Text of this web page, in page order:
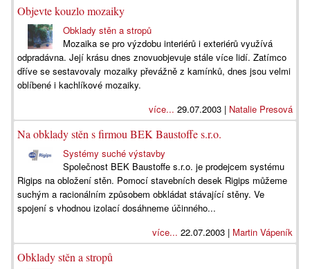
Objevte kouzlo mozaiky
Obklady stěn a stropů
Mozaika se pro výzdobu interiérů i exteriérů využívá
odpradávna. Její krásu dnes znovuobjevuje stále více lidí. Zatímco
dříve se sestavovaly mozaiky převážně z kamínků, dnes jsou velmi
oblíbené i kachlíkové mozaiky.
více... 29.07.2003 | Natalie Presová
Na obklady stěn s firmou BEK Baustoffe s.r.o.
Systémy suché výstavby
Společnost BEK Baustoffe s.r.o. je prodejcem systému
Rigips na obložení stěn. Pomocí stavebních desek Rigips můžeme
suchým a racionálním způsobem obkládat stávající stěny. Ve
spojení s vhodnou izolací dosáhneme účinného...
více... 22.07.2003 | Martin Vápeník
Obklady stěn a stropů